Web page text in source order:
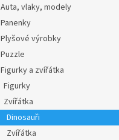
Auta, vlaky, modely
Panenky
Plyšové výrobky
Puzzle
Figurky a zvířátka
Figurky
Zvířátka
Dinosauři
Zvířátka